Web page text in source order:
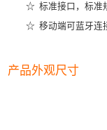
☆ 标准接口，标准
☆ 移动端可蓝牙连
产品外观尺寸